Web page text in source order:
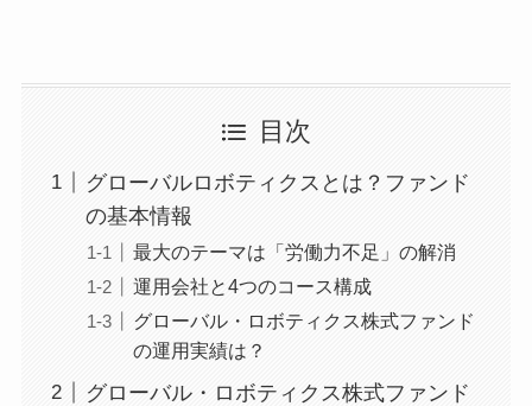
目次
グローバルロボティクスとは？ファンド
の基本情報
最大のテーマは「労働力不足」の解消
運用会社と4つのコース構成
グローバル・ロボティクス株式ファンド
の運用実績は？
グローバル・ロボティクス株式ファンド